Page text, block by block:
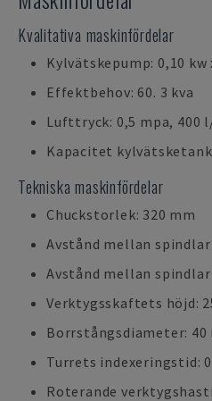
Kvalitativa maskinfördelar
Kylvätskepump: 0,10 kw
Effektbehov: 60. 3 kva
Lufttryck: 0,5 mpa, 400
Kapacitet
Tekniska maskinfördelar
Chuckstorlek: 320 mm
Avstånd mellan
Avstånd mellan
Verktygsskaftets höjd:
Borrstångsdiameter: 40
Turrets indexeringstid:
Roterande